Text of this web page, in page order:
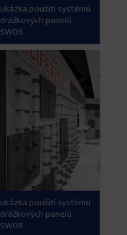
ukázka použití systémů
drážkových panelů
SW06
ukázka použití systémů
drážkových panelů
SW08